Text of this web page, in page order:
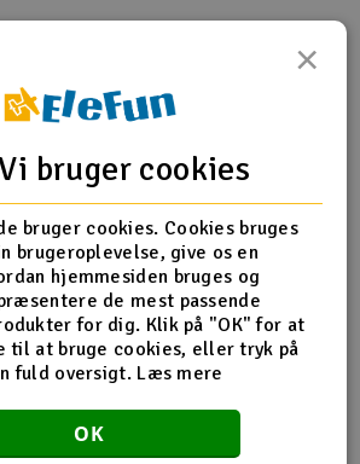
leg og hobby
og tilbehør
/ 4-28x8.5mm sort 1pc
Reservedele HPI
HPI Savage X 4.6 - RTR
×
bruger cookies
bruger cookies. Cookies bruges
brugeroplevelse, give os en
hjemmesiden bruges og
de mest passende
for dig. Klik på "OK" for at
til at bruge cookies, eller tryk på
fuld oversigt. Læs mere
OK